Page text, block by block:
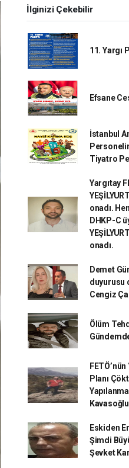
İlginizi Çekebilir
11. Yargı
Efsane
İstanbul
Tiyatro
Yargıtay
onadı.
DHKP-C
onadı.
Demet
duyurusu
Cengiz
Ölüm
Planı
Eskiden
Şimdi
Şevket